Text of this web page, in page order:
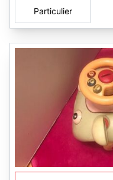
Particulier